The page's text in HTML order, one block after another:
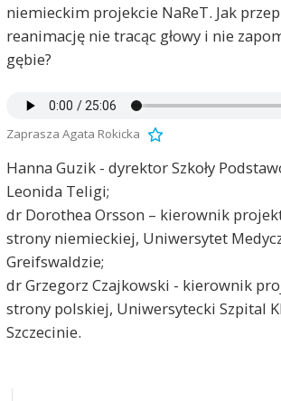
niemieckim projekcie NaReT. Jak
reanimację nie tracąc głowy i nie
gębie?
Zaprasza Agata Rokicka
Hanna Guzik - dyrektor Szkoły
Leonida Teligi;
dr Dorothea Orsson – kierownik
strony niemieckiej, Uniwersytet
Greifswaldzie;
dr Grzegorz Czajkowski - kierownik
strony polskiej, Uniwersytecki Szpital
Szczecinie.